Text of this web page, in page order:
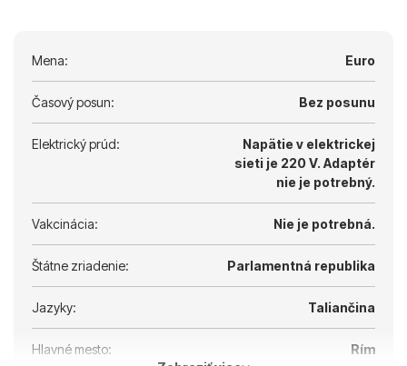
Mena: Euro
Časový posun: Bez posunu
Elektrický prúd:
Napätie v elektrickej
sieti je 220 V. Adaptér
nie je potrebný.
Vakcinácia: Nie je potrebná.
Štátne zriadenie: Parlamentná republika
Jazyky: Taliančina
Hlavné mesto:
Rím